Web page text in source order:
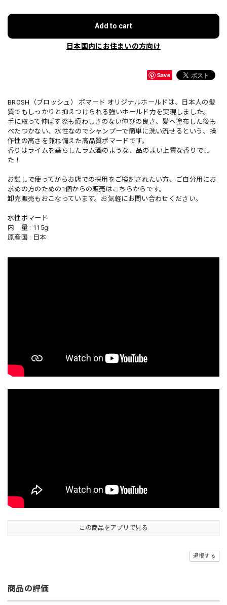
Add to cart
日本国内にお住まいの方向け
Save
BROSH（ブロッシュ） ポマード オリジナルホールドは、日本人の髪
質でもしっかりと抑えつけられる強いホールド力を実現しました。
手に取って伸ばす際も煩わしさのない伸びの良さ、髪へ塗布した後も
べたつかない、水性なのでシャンプーで簡単に洗い流せるという、操
作性の高さを兼ね備えた高品質ポマードです。
香りはライムを垂らしたラム酒のような、品のよい上質な香りでし
た！
お試しで使ってからお店での採用をご検討されたい方、ご自分用にお
求めの方のための1個からの販売はこちらからです。
卸売販売もおこなっています。お気軽にお問い合わせください。
水性ポマード
内 量 : 115g
原産国 : 日本
この商品をアプリで見る
通報する
商品の評価